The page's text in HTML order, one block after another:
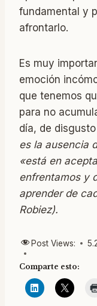
fundamental y
afrontarlo.
Es muy
emoción
que tenemos
para no
día, de
es la ausencia
«está en
enfrentamos y
aprender de
Robiez).
Post Views:
Comparte esto: